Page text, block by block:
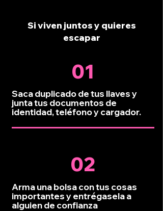
Si viven juntos y quieres
escapar
01
Saca duplicado de tus llaves y
junta tus documentos de
identidad, teléfono y cargador.
02
Arma una bolsa con tus cosas
importantes y entrégasela a
alguien de confianza